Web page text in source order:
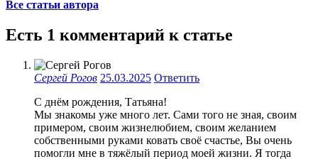
Все статьи автора
Есть 1 комментарий к статье
Сергей Рогов 25.03.2025 Ответить
С днём рождения, Татьяна!
Мы знакомы уже много лет. Сами того не зная, своим
примером, своим жизнелюбием, своим желанием
собственными руками ковать своё счастье, Вы очень
помогли мне в тяжёлый период моей жизни. Я тогда